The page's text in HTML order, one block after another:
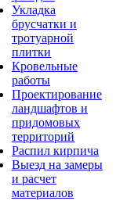
Укладка
брусчатки и
тротуарной
плитки
Кровельные
работы
Проектирование
ландшафтов и
придомовых
территорий
Распил кирпича
Выезд на замеры
и расчет
материалов